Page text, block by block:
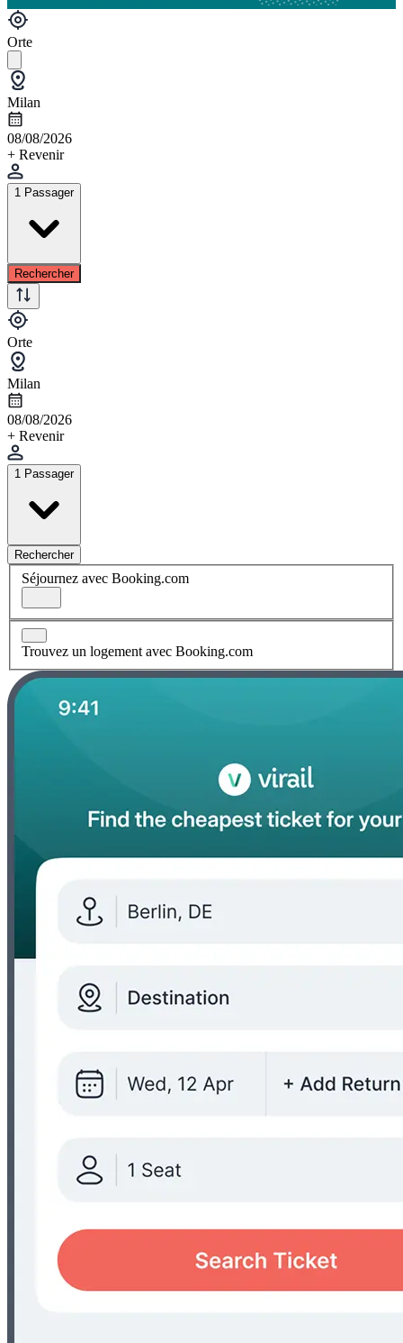
Orte
Milan
08/08/2026
+ Revenir
1 Passager
Rechercher
Orte
Milan
08/08/2026
+ Revenir
1 Passager
Rechercher
Séjournez avec Booking.com
Trouvez un logement avec Booking.com